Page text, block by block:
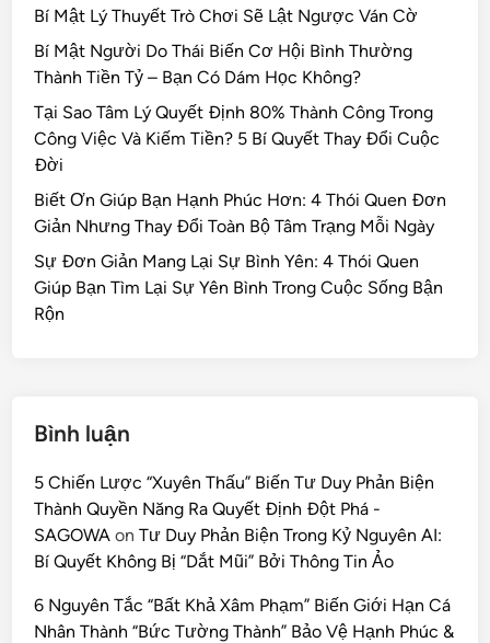
Bí Mật Lý Thuyết Trò Chơi Sẽ Lật Ngược Ván Cờ
Bí Mật Người Do Thái Biến Cơ Hội Bình Thường
Thành Tiền Tỷ – Bạn Có Dám Học Không?
Tại Sao Tâm Lý Quyết Định 80% Thành Công Trong
Công Việc Và Kiếm Tiền? 5 Bí Quyết Thay Đổi Cuộc
Đời
Biết Ơn Giúp Bạn Hạnh Phúc Hơn: 4 Thói Quen Đơn
Giản Nhưng Thay Đổi Toàn Bộ Tâm Trạng Mỗi Ngày
Sự Đơn Giản Mang Lại Sự Bình Yên: 4 Thói Quen
Giúp Bạn Tìm Lại Sự Yên Bình Trong Cuộc Sống Bận
Rộn
Bình luận
5 Chiến Lược “Xuyên Thấu” Biến Tư Duy Phản Biện
Thành Quyền Năng Ra Quyết Định Đột Phá -
SAGOWA onTư Duy Phản Biện Trong Kỷ Nguyên AI:
Bí Quyết Không Bị “Dắt Mũi” Bởi Thông Tin Ảo
6 Nguyên Tắc “Bất Khả Xâm Phạm” Biến Giới Hạn Cá
Nhân Thành “Bức Tường Thành” Bảo Vệ Hạnh Phúc &